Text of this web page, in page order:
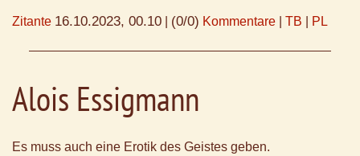
Zitante 16.10.2023, 00.10 (0/0) Kommentare TB PL
Alois Essigmann
Es muss auch eine Erotik des Geistes geben.